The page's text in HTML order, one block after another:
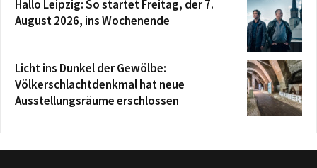
Hallo Leipzig: So startet Freitag, der 7.
August 2026, ins Wochenende
Licht ins Dunkel der Gewölbe:
Völkerschlachtdenkmal hat neue
Ausstellungsräume erschlossen